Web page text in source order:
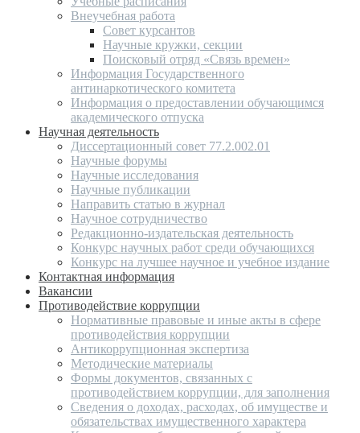
Внеучебная работа
Совет курсантов
Научные кружки, секции
Поисковый отряд «Связь времен»
Информация Государственного
антинаркотического комитета
Информация о предоставлении обучающимся
академического отпуска
Научная деятельность
Диссертационный совет 77.2.002.01
Научные форумы
Научные исследования
Научные публикации
Направить статью в журнал
Научное сотрудничество
Редакционно-издательская деятельность
Конкурс научных работ среди обучающихся
Конкурс на лучшее научное и учебное издание
Контактная информация
Вакансии
Противодействие коррупции
Нормативные правовые и иные акты в сфере
противодействия коррупции
Антикоррупционная экспертиза
Методические материалы
Формы документов, связанных с
противодействием коррупции, для заполнения
Сведения о доходах, расходах, об имуществе и
обязательствах имущественного характера